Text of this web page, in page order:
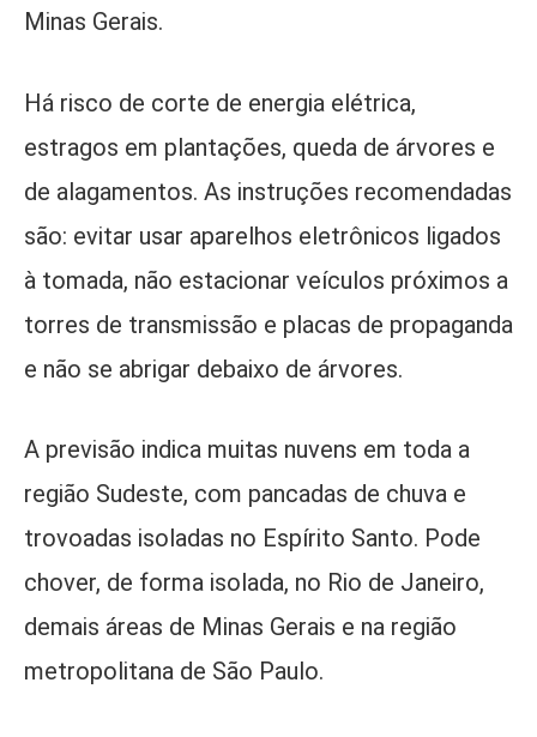
Minas Gerais.
Há risco de corte de energia elétrica,
estragos em plantações, queda de árvores e
de alagamentos. As instruções recomendadas
são: evitar usar aparelhos eletrônicos ligados
à tomada, não estacionar veículos próximos a
torres de transmissão e placas de propaganda
e não se abrigar debaixo de árvores.
A previsão indica muitas nuvens em toda a
região Sudeste, com pancadas de chuva e
trovoadas isoladas no Espírito Santo. Pode
chover, de forma isolada, no Rio de Janeiro,
demais áreas de Minas Gerais e na região
metropolitana de São Paulo.